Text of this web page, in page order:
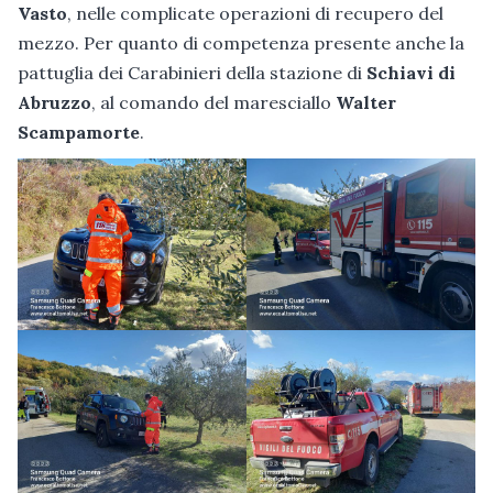
Vasto, nelle complicate operazioni di recupero del
mezzo. Per quanto di competenza presente anche la
pattuglia dei Carabinieri della stazione di Schiavi di
Abruzzo, al comando del maresciallo Walter
Scampamorte.